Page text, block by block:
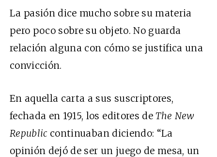
La pasión dice mucho sobre su materia
pero poco sobre su objeto. No guarda
relación alguna con cómo se justifica una
convicción.
En aquella carta a sus suscriptores,
fechada en 1915, los editores deThe New
Republic continuaban diciendo: “La
opinión dejó de ser un juego de mesa, un